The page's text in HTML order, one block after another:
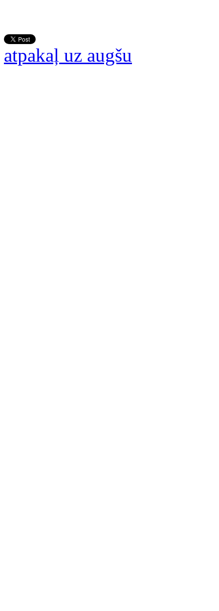
atpakaļ uz augšu